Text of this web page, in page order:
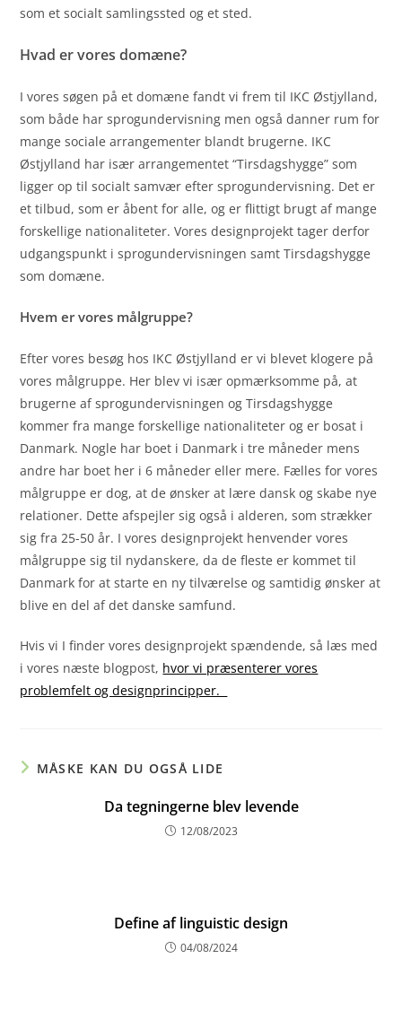
som et socialt samlingssted og et sted.
Hvad er vores domæne?
I vores søgen på et domæne fandt vi frem til IKC Østjylland,
som både har sprogundervisning men også danner rum for
mange sociale arrangementer blandt brugerne. IKC
Østjylland har især arrangementet “Tirsdagshygge” som
ligger op til socialt samvær efter sprogundervisning. Det er
et tilbud, som er åbent for alle, og er flittigt brugt af mange
forskellige nationaliteter. Vores designprojekt tager derfor
udgangspunkt i sprogundervisningen samt Tirsdagshygge
som domæne.
Hvem er vores målgruppe?
Efter vores besøg hos IKC Østjylland er vi blevet klogere på
vores målgruppe. Her blev vi især opmærksomme på, at
brugerne af sprogundervisningen og Tirsdagshygge
kommer fra mange forskellige nationaliteter og er bosat i
Danmark. Nogle har boet i Danmark i tre måneder mens
andre har boet her i 6 måneder eller mere. Fælles for vores
målgruppe er dog, at de ønsker at lære dansk og skabe nye
relationer. Dette afspejler sig også i alderen, som strækker
sig fra 25-50 år. I vores designprojekt henvender vores
målgruppe sig til nydanskere, da de fleste er kommet til
Danmark for at starte en ny tilværelse og samtidig ønsker at
blive en del af det danske samfund.
Hvis vi I finder vores designprojekt spændende, så læs med
i vores næste blogpost, hvor vi præsenterer vores
problemfelt og designprincipper.
MÅSKE KAN DU OGSÅ LIDE
Da tegningerne blev levende
12/08/2023
Define af linguistic design
04/08/2024